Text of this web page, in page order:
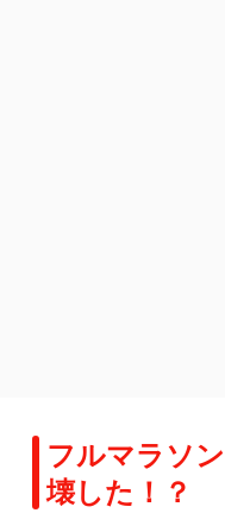
フルマラソ
壊した！？